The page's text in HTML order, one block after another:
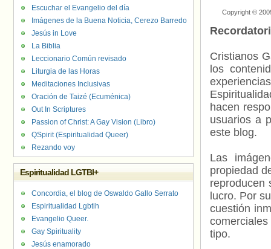
Copyright ©
Cristianos
los
hacen
usuarios a
este blog.
Las
propiedad
reproducen
lucro. Por
cuestión
tipo.
Escuchar el Evangelio del día
Imágenes de la Buena Noticia, Cerezo Barredo
Jesús in Love
La Biblia
Leccionario Común revisado
Liturgia de las Horas
Meditaciones Inclusivas
Oración de Taizé (Ecuménica)
Out In Scriptures
Passion of Christ: A Gay Vision (Libro)
QSpirit (Espiritualidad Queer)
Rezando voy
Espiritualidad LGTBI+
Concordia, el blog de Oswaldo Gallo Serrato
Espiritualidad Lgbtih
Evangelio Queer.
Gay Spirituality
Jesús enamorado